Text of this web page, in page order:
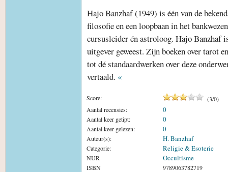
Hajo Banzhaf (1949) is één van de
filosofie en een loopbaan in het
cursusleider én astroloog. Hajo Banzhaf
uitgever geweest. Zijn boeken over tarot
tot dé standaardwerken over deze
vertaald. «
Score: (3/0)
Aantal recensies:
0
Aantal keer getipt: 0
Aantal keer gelezen: 0
Auteur(s): H. Banzhaf
Categorie: Religie & Esoterie
NUR Occultisme
ISBN 9789063782719